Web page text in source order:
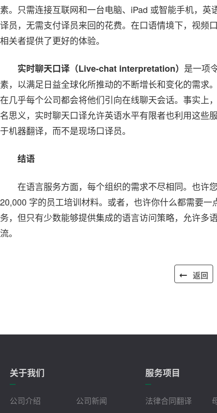
素。只需连接互联网和一台电脑、iPad 或智能手机，
译员，无需支付译员来回的花费。在口语情境下，视频
相关者提供了更好的体验。
实时聊天口译（Live-chat interpretation） 是一项
素，以满足日益全球化所推动的不断增长和变化的需求
在几乎每个公司都会将他们引向在线聊天会话。事实上
名思义，实时聊天口译允许英语水平有限者也利用这些
于机器翻译，而不是现场口译员。
结语
在语言服务方面，每个组织的需求不尽相同。也许
20,000 字的员工培训材料。或者，也许你什么都需要
务，但只有少数能够提供集成的语言访问策略，允许多
流。
返回
关于我们
公司介绍
公司新闻
服务项目
法律合同翻译